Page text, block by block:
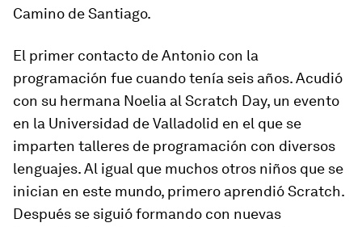
Camino de Santiago.
El primer contacto de Antonio con la
programación fue cuando tenía seis años. Acudió
con su hermana Noelia al Scratch Day, un evento
en la Universidad de Valladolid en el que se
imparten talleres de programación con diversos
lenguajes. Al igual que muchos otros niños que se
inician en este mundo, primero aprendió Scratch.
Después se siguió formando con nuevas